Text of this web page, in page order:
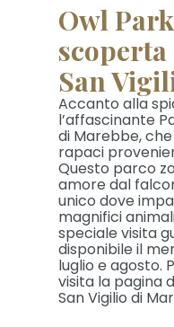
Owl
San
Accanto alla
l’affascinante
di Marebbe,
rapaci
Questo parco
amore dal
unico dove
magnifici
speciale visita
disponibile il
luglio e agosto.
visita la pagina
San Vigilio di